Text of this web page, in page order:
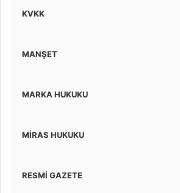
KVKK
MANŞET
MARKA HUKUKU
MİRAS HUKUKU
RESMİ GAZETE